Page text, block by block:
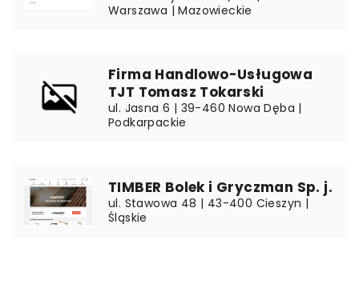
Warszawa | Mazowieckie
Firma Handlowo-Usługowa
TJT Tomasz Tokarski
ul. Jasna 6 | 39-460 Nowa Dęba |
Podkarpackie
TIMBER Bolek i Gryczman Sp. j.
ul. Stawowa 48 | 43-400 Cieszyn |
Śląskie